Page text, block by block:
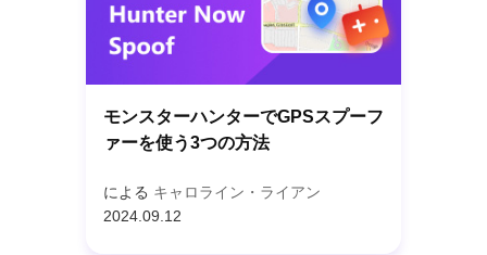
モンスターハンターでGPSスプーフ
ァーを使う3つの方法
による キャロライン・ライアン
2024.09.12